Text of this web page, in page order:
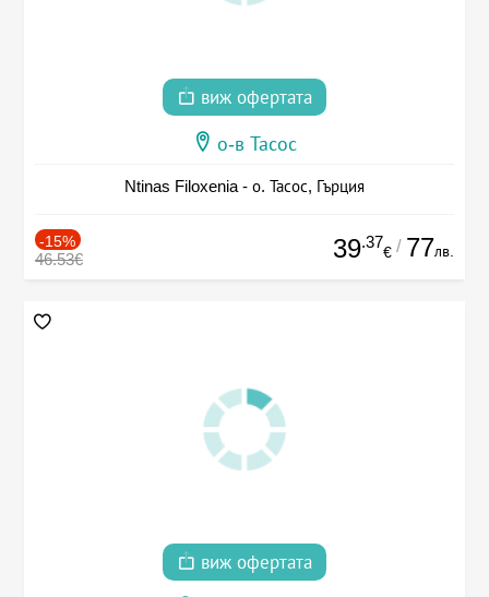
виж офертата
о-в Тасос
Ntinas Filoxenia - о. Тасос, Гърция
-15%
46.53€ 39.37
€ / 77лв.
виж офертата